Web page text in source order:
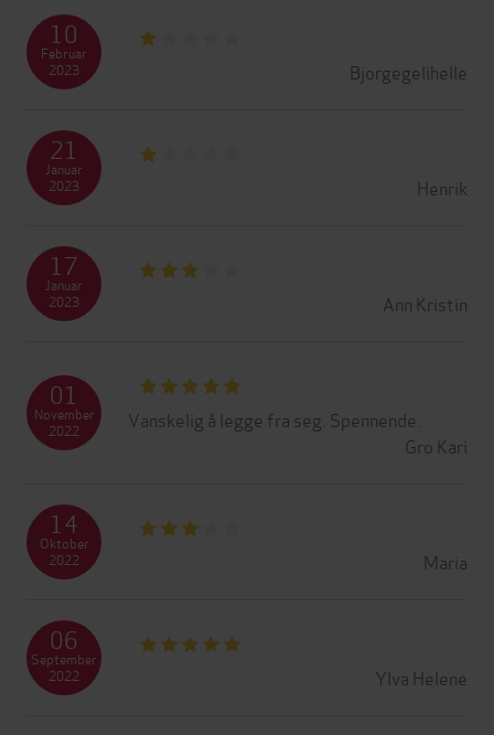
Bjorgegelihelle
10
Februar
2023
Henrik
21
Januar
2023
Ann Kristin
17
Januar
2023
Vanskelig å legge fra seg. Spennende.
Gro Kari
01
November
2022
Maria
14
Oktober
2022
Ylva Helene
06
September
2022